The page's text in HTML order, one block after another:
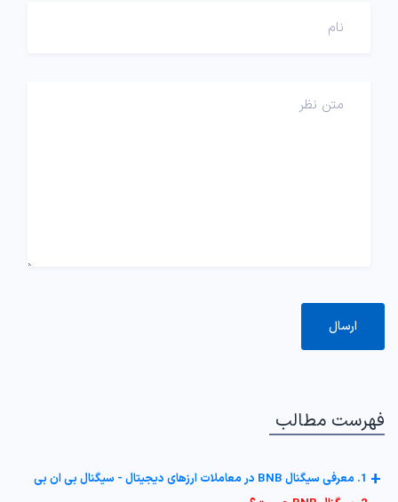
فهرست مطالب
1. معرفی سیگنال BNB در معاملات ارزهای دیجیتال - سیگنال بی ان بی +